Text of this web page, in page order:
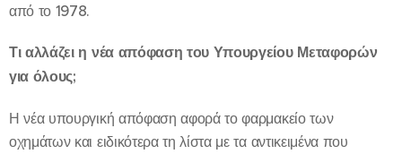
από το 1978.
Τι αλλάζει η νέα απόφαση του Υπουργείου Μεταφορών
για όλους;
Η νέα υπουργική απόφαση αφορά το φαρμακείο των
οχημάτων και ειδικότερα τη λίστα με τα αντικειμένα που